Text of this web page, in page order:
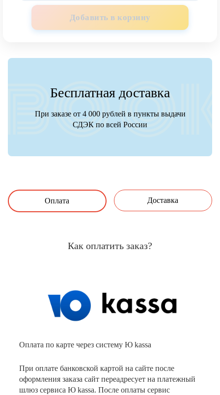
Добавить в корзину
Бесплатная доставка
При заказе от 4 000 рублей в пункты выдачи
СДЭК по всей России
Оплата Доставка
Как оплатить заказ?
Оплата по карте через систему Ю kassa
При оплате банковской картой на сайте после
оформления заказа сайт переадресует на платежный
шлюз сервиса Ю kassa. После оплаты сервис